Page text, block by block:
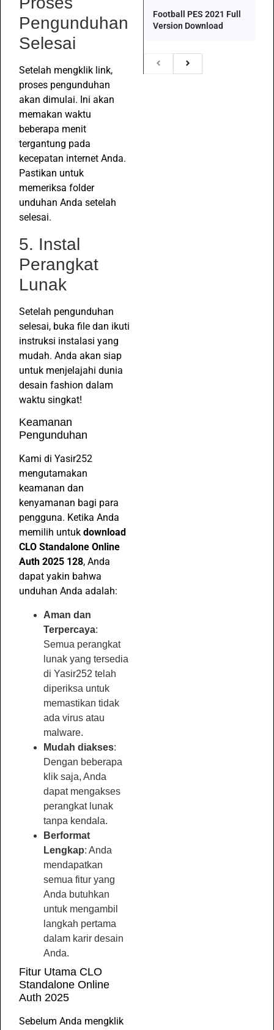
Pengunduhan
Selesai
Setelah mengklik link,
proses pengunduhan
akan dimulai. Ini akan
memakan waktu
beberapa menit
tergantung pada
kecepatan internet Anda.
Pastikan untuk
memeriksa folder
unduhan Anda setelah
selesai.
5. Instal
Perangkat
Lunak
Setelah pengunduhan
selesai, buka file dan ikuti
instruksi instalasi yang
mudah. Anda akan siap
untuk menjelajahi dunia
desain fashion dalam
waktu singkat!
Keamanan
Pengunduhan
Kami di Yasir252
mengutamakan
keamanan dan
kenyamanan bagi para
pengguna. Ketika Anda
memilih untuk download
CLO Standalone Online
Auth 2025 128, Anda
dapat yakin bahwa
unduhan Anda adalah:
Aman dan
Terpercaya:
Semua perangkat
lunak yang tersedia
di Yasir252 telah
diperiksa untuk
memastikan tidak
ada virus atau
malware.
Mudah diakses:
Dengan beberapa
klik saja, Anda
dapat mengakses
perangkat lunak
tanpa kendala.
Berformat
Lengkap: Anda
mendapatkan
semua fitur yang
Anda butuhkan
untuk mengambil
langkah pertama
dalam karir desain
Anda.
Fitur Utama CLO
Standalone Online
Auth 2025
Sebelum Anda mengklik
Football PES 2021 Full
Version Download